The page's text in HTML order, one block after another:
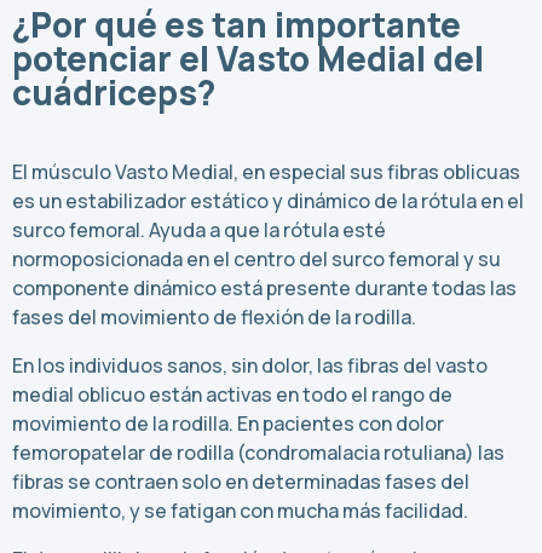
¿Por qué es tan importante
potenciar el Vasto Medial del
cuádriceps?
El músculo Vasto Medial, en especial sus fibras oblicuas
es un estabilizador estático y dinámico de la rótula en el
surco femoral. Ayuda a que la rótula esté
normoposicionada en el centro del surco femoral y su
componente dinámico está presente durante todas las
fases del movimiento de flexión de la rodilla.
En los individuos sanos, sin dolor, las fibras del vasto
medial oblicuo están activas en todo el rango de
movimiento de la rodilla. En pacientes con dolor
femoropatelar de rodilla (condromalacia rotuliana) las
fibras se contraen solo en determinadas fases del
movimiento, y se fatigan con mucha más facilidad.